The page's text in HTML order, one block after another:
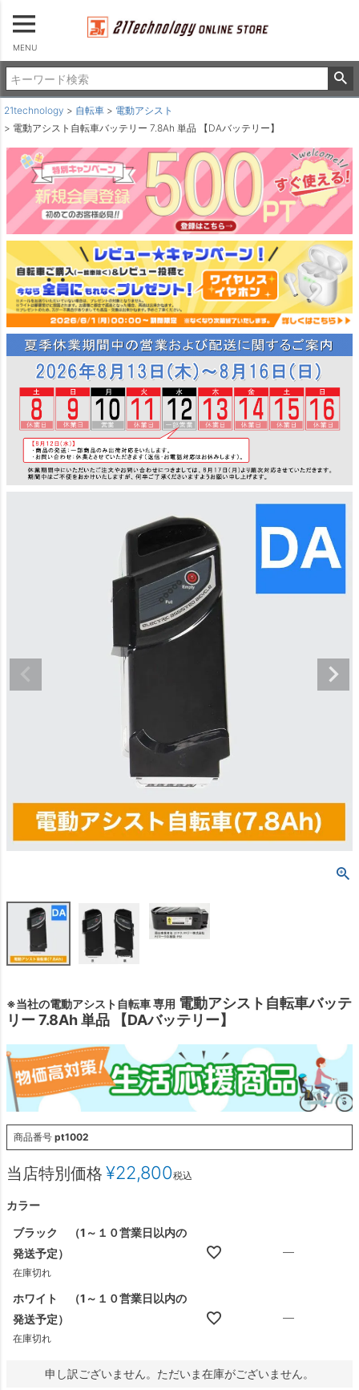
MENU
21technology 自転車
電動アシスト
電動アシスト自転車バッテリー 7.8Ah 単品 【DAバッテリー】
※当社の電動アシスト自転車 専用 電動アシスト自転車バッテ
リー 7.8Ah 単品 【DAバッテリー】
商品番号 pt1002
当店特別価格 ¥22,800税込
カラー
ブラック （1～１０営業日以内の
発送予定）
在庫切れ
—
ホワイト （1～１０営業日以内の
発送予定）
在庫切れ
—
申し訳ございません。ただいま在庫がございません。